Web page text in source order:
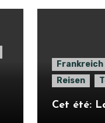
Frankreich
Reisen
Cet été: